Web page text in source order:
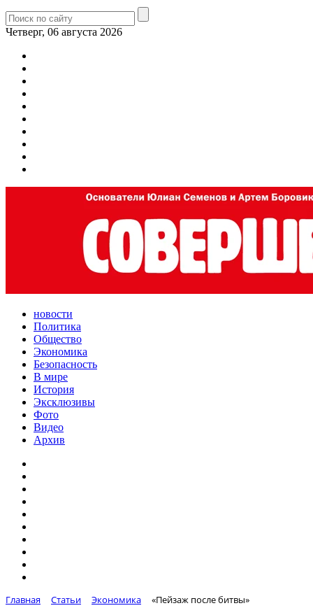
Четверг, 06 августа 2026
новости
Политика
Общество
Экономика
Безопасность
В мире
История
Эксклюзивы
Фото
Видео
Архив
Главная Статьи Экономика «Пейзаж после битвы»